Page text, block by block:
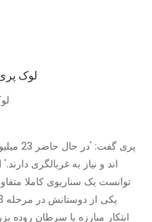
پری
اند و نیاز به غربالگری دارند.'
توانست یک سناریوی کاملا
ابتکار مبارزه با سرطان روده